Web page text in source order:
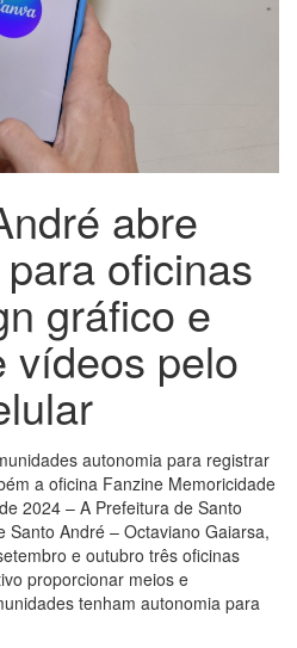
abre
oficinas
gráfico e
vídeos pelo
autonomia para registrar
a oficina Fanzine Memoricidade
2024 – A Prefeitura de Santo
Santo André – Octaviano Gaiarsa,
e outubro três oficinas
proporcionar meios e
tenham autonomia para